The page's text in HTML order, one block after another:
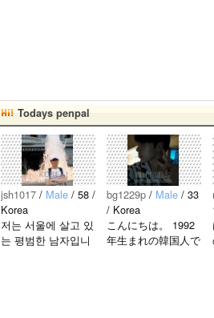
Todays penpal
jsh1017 / Male/ 58 /
Korea
저는 서울에 살고 있
는 평범한 남자입니
bg1229p / Male/ 33
/ Korea
こんにちは。 1992
年生まれの韓国人で